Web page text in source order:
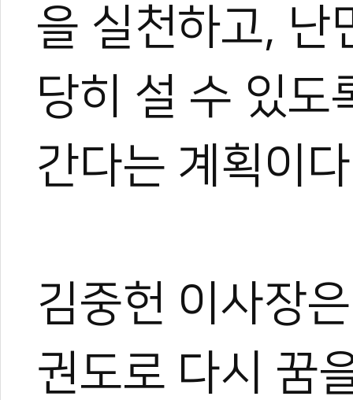
을 실천하고, 난
당히 설 수 있도
간다는 계획이
김중헌 이사장
권도로 다시 꿈